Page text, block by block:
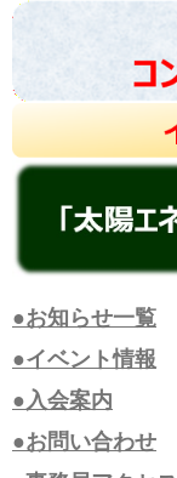
●お知らせ一覧
●イベント情報
●入会案内
●お問い合わせ